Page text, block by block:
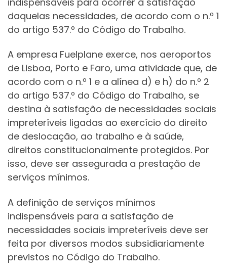
daquelas necessidades, de acordo com o n.º 1
do artigo 537.º do Código do Trabalho.
A empresa Fuelplane exerce, nos aeroportos
de Lisboa, Porto e Faro, uma atividade que, de
acordo com o n.º 1 e a alínea d) e h) do n.º 2
do artigo 537.º do Código do Trabalho, se
destina à satisfação de necessidades sociais
impreteríveis ligadas ao exercício do direito
de deslocação, ao trabalho e à saúde,
direitos constitucionalmente protegidos. Por
isso, deve ser assegurada a prestação de
serviços mínimos.
A definição de serviços mínimos
indispensáveis para a satisfação de
necessidades sociais impreteríveis deve ser
feita por diversos modos subsidiariamente
previstos no Código do Trabalho.